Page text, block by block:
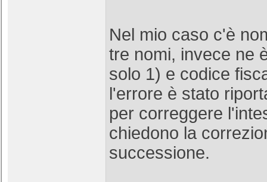
Nel mio caso c'è
tre nomi, invece ne
solo 1) e codice
l'errore è stato
per correggere
chiedono la
successione.